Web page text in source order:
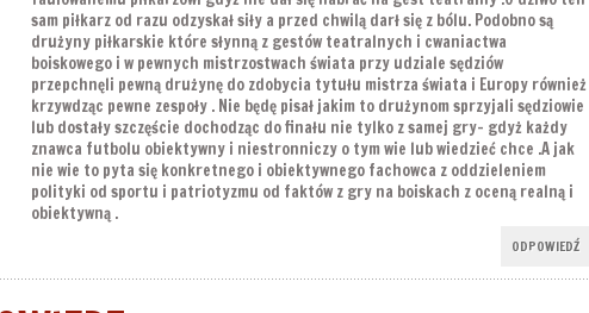
sam piłkarz od razu odzyskał siły a przed chwilą darł się z bólu. Podobno są
drużyny piłkarskie które słynną z gestów teatralnych i cwaniactwa
boiskowego i w pewnych mistrzostwach świata przy udziale sędziów
przepchnęli pewną drużynę do zdobycia tytułu mistrza świata i Europy również
krzywdząc pewne zespoły . Nie będę pisał jakim to drużynom sprzyjali sędziowie
lub dostały szczęście dochodząc do finału nie tylko z samej gry- gdyż każdy
znawca futbolu obiektywny i niestronniczy o tym wie lub wiedzieć chce .A jak
nie wie to pyta się konkretnego i obiektywnego fachowca z oddzieleniem
polityki od sportu i patriotyzmu od faktów z gry na boiskach z oceną realną i
obiektywną .
ODPOWIEDŹ